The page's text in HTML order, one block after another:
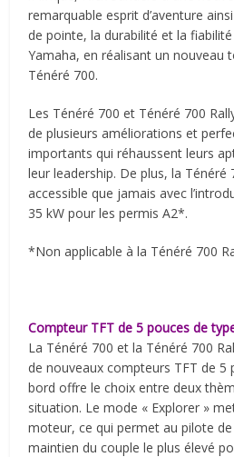
remarquable esprit d’aventure
de pointe, la durabilité et la
Yamaha, en réalisant un nouveau
Ténéré 700.
Les Ténéré 700 et Ténéré 700
de plusieurs améliorations et
importants qui réhaussent leurs
leur leadership. De plus, la Ténéré
accessible que jamais avec
35 kW pour les permis A2*.
*Non applicable à la Ténéré 700
Compteur TFT de 5 pouces de
La Ténéré 700 et la Ténéré 700
de nouveaux compteurs TFT de 5
bord offre le choix entre deux
situation. Le mode « Explorer »
moteur, ce qui permet au pilote
maintien du couple le plus élevé